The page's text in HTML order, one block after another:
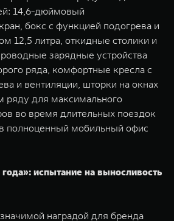
14,6-дюймовый
бокс с функцией подогрева и
12,5 литра, откидные столики и
зарядные устройства
ряда, комфортные кресла с
и вентиляции, шторки на окнах
ряду для максимального
во время длительных поездок
полноценный мобильный офис
испытание на выносливость
наградой для бренда